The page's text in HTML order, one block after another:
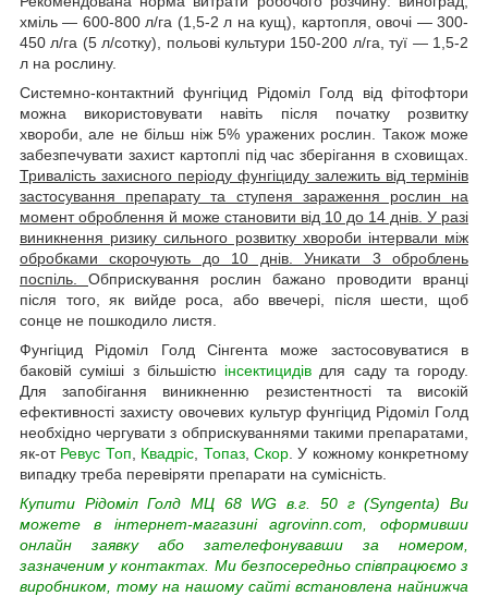
хміль — 600-800 л/га (1,5-2 л на кущ), картопля, овочі — 300-
450 л/га (5 л/сотку), польові культури 150-200 л/га, туї — 1,5-2
л на рослину.
Системно-контактний фунгіцид Рідоміл Голд від фітофтори
можна використовувати навіть після початку розвитку
хвороби, але не більш ніж 5% уражених рослин. Також може
забезпечувати захист картоплі під час зберігання в сховищах.
Тривалість захисного періоду фунгіциду залежить від термінів
застосування препарату та ступеня зараження рослин на
момент оброблення й може становити від 10 до 14 днів. У разі
виникнення ризику сильного розвитку хвороби інтервали між
обробками скорочують до 10 днів. Уникати 3 оброблень
поспіль. Обприскування рослин бажано проводити вранці
після того, як вийде роса, або ввечері, після шести, щоб
сонце не пошкодило листя.
Фунгіцид Рідоміл Голд Сінгента може застосовуватися в
баковій суміші з більшістю інсектицидів для саду та городу.
Для запобігання виникненню резистентності та високій
ефективності захисту овочевих культур фунгіцид Рідоміл Голд
необхідно чергувати з обприскуваннями такими препаратами,
як-от Ревус Топ Квадріс Топаз, Скор. У кожному конкретному
випадку треба перевіряти препарати на сумісність.
Купити Рідоміл Голд МЦ 68 WG в.г. 50 г (Syngenta) Ви
можете в інтернет-магазині agrovinn.com, оформивши
онлайн заявку або зателефонувавши за номером,
зазначеним у контактах. Ми безпосередньо співпрацюємо з
виробником, тому на нашому сайті встановлена найнижча